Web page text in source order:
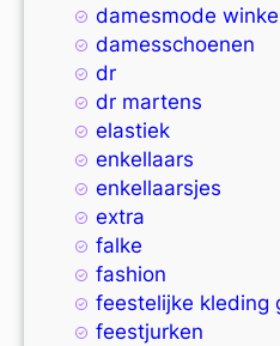
damesmode
damesschoenen
dr
dr martens
elastiek
enkellaars
enkellaarsjes
extra
falke
fashion
feestelijke kleding
feestjurken